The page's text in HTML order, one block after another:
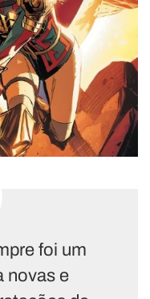
foi um
novas e